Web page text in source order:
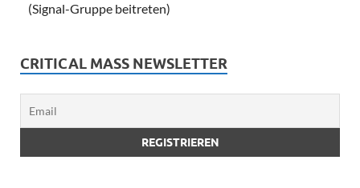
(Signal-Gruppe beitreten)
CRITICAL MASS NEWSLETTER